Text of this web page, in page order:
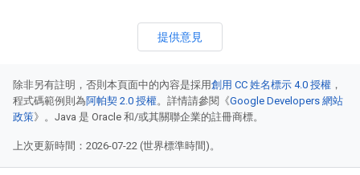
提供意見
除非另有註明，否則本頁面中的內容是採用創用 CC 姓名標示 4.0 授權 ，
程式碼範例則為阿帕契 2.0 授權。詳情請參閱《Google Developers 網站
政策》。Java 是 Oracle 和/或其關聯企業的註冊商標。
上次更新時間：2026-07-22 (世界標準時間)。